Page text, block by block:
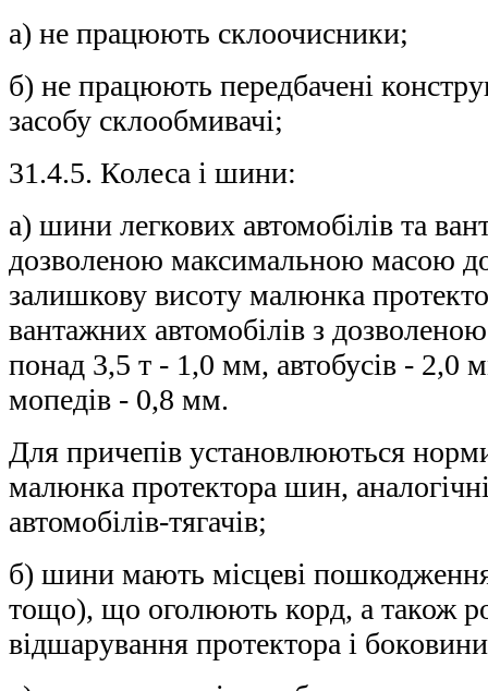
а) не працюють склоочисники;
б) не працюють передбачені
засобу склообмивачі;
31.4.5. Колеса і шини:
а) шини легкових автомобілів та
дозволеною максимальною масою
залишкову висоту малюнка
вантажних автомобілів з
понад 3,5 т - 1,0 мм, автобусів - 2,0
мопедів - 0,8 мм.
Для причепів установлюються
малюнка протектора шин,
автомобілів-тягачів;
б) шини мають місцеві
тощо), що оголюють корд, а також
відшарування протектора і